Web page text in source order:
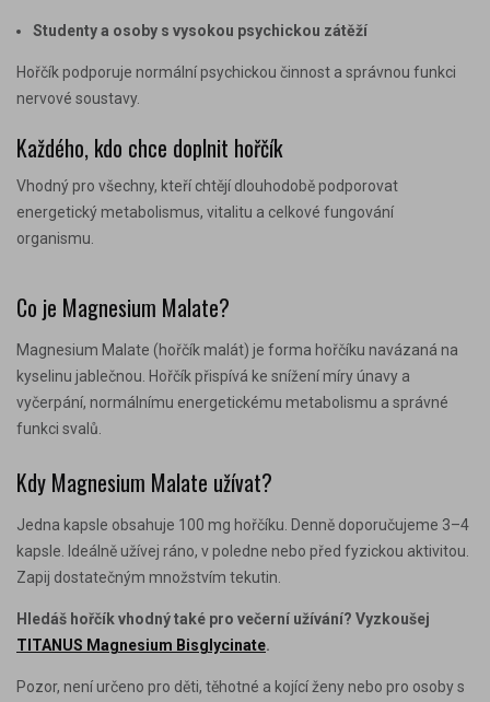
Studenty a osoby s vysokou psychickou zátěží
Hořčík podporuje normální psychickou činnost a správnou funkci
nervové soustavy.
Každého, kdo chce doplnit hořčík
Vhodný pro všechny, kteří chtějí dlouhodobě podporovat
energetický metabolismus, vitalitu a celkové fungování
organismu.
Co je Magnesium Malate?
Magnesium Malate (hořčík malát) je forma hořčíku navázaná na
kyselinu jablečnou. Hořčík přispívá ke snížení míry únavy a
vyčerpání, normálnímu energetickému metabolismu a správné
funkci svalů.
Kdy Magnesium Malate užívat?
Jedna kapsle obsahuje 100 mg hořčíku. Denně doporučujeme 3–4
kapsle. Ideálně užívej ráno, v poledne nebo před fyzickou aktivitou.
Zapij dostatečným množstvím tekutin.
Hledáš hořčík vhodný také pro večerní užívání? Vyzkoušej
TITANUS Magnesium Bisglycinate.
Pozor, není určeno pro děti, těhotné a kojící ženy nebo pro osoby s